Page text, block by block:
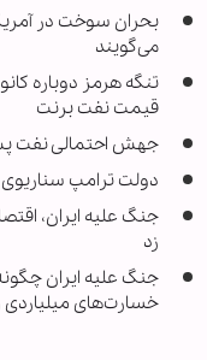
بحران سوخت در
می‌گویند
قیمت نفت برنت
جهش احتمالی نفت پس
دولت ترامپ سناریوی نفت ۲۰۰ دلاری را
جنگ علیه ایران،
زد
جنگ علیه ایران
خسارت‌های